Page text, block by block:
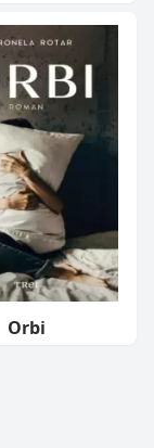
Orbi